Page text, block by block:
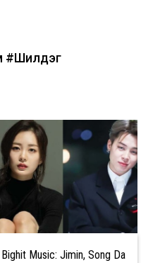
#Шилдэг
Bighit Music: Jimin, Song Da